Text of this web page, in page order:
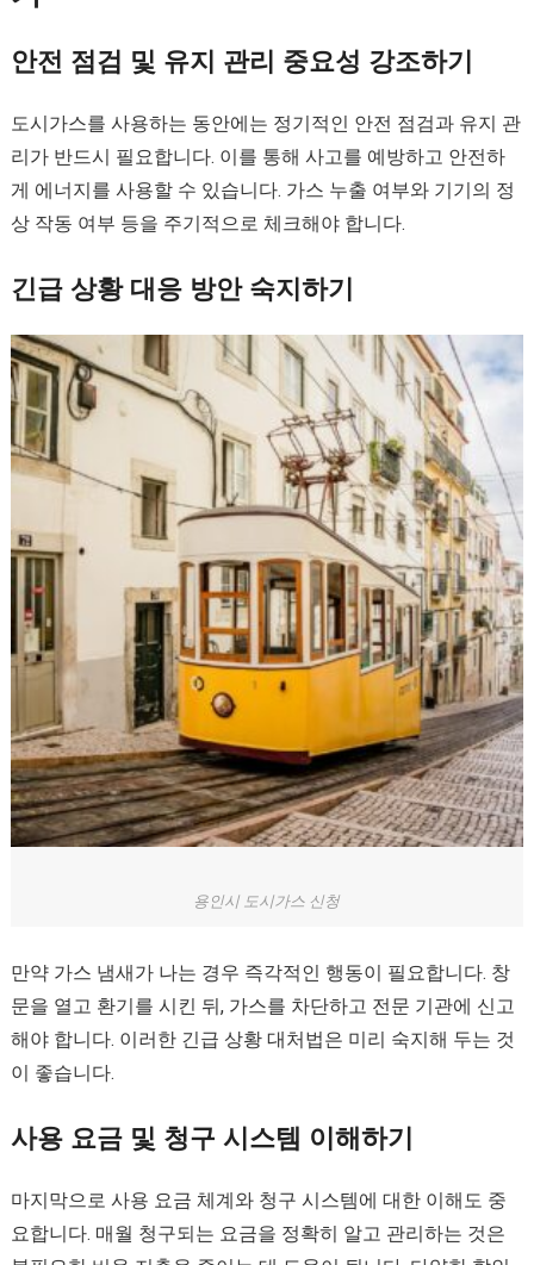
안전 점검 및 유지 관리 중요성 강조하기
도시가스를 사용하는 동안에는 정기적인 안전 점검과 유지 관
리가 반드시 필요합니다. 이를 통해 사고를 예방하고 안전하
게 에너지를 사용할 수 있습니다. 가스 누출 여부와 기기의 정
상 작동 여부 등을 주기적으로 체크해야 합니다.
긴급 상황 대응 방안 숙지하기
용인시 도시가스 신청
만약 가스 냄새가 나는 경우 즉각적인 행동이 필요합니다. 창
문을 열고 환기를 시킨 뒤, 가스를 차단하고 전문 기관에 신고
해야 합니다. 이러한 긴급 상황 대처법은 미리 숙지해 두는 것
이 좋습니다.
사용 요금 및 청구 시스템 이해하기
마지막으로 사용 요금 체계와 청구 시스템에 대한 이해도 중
요합니다. 매월 청구되는 요금을 정확히 알고 관리하는 것은